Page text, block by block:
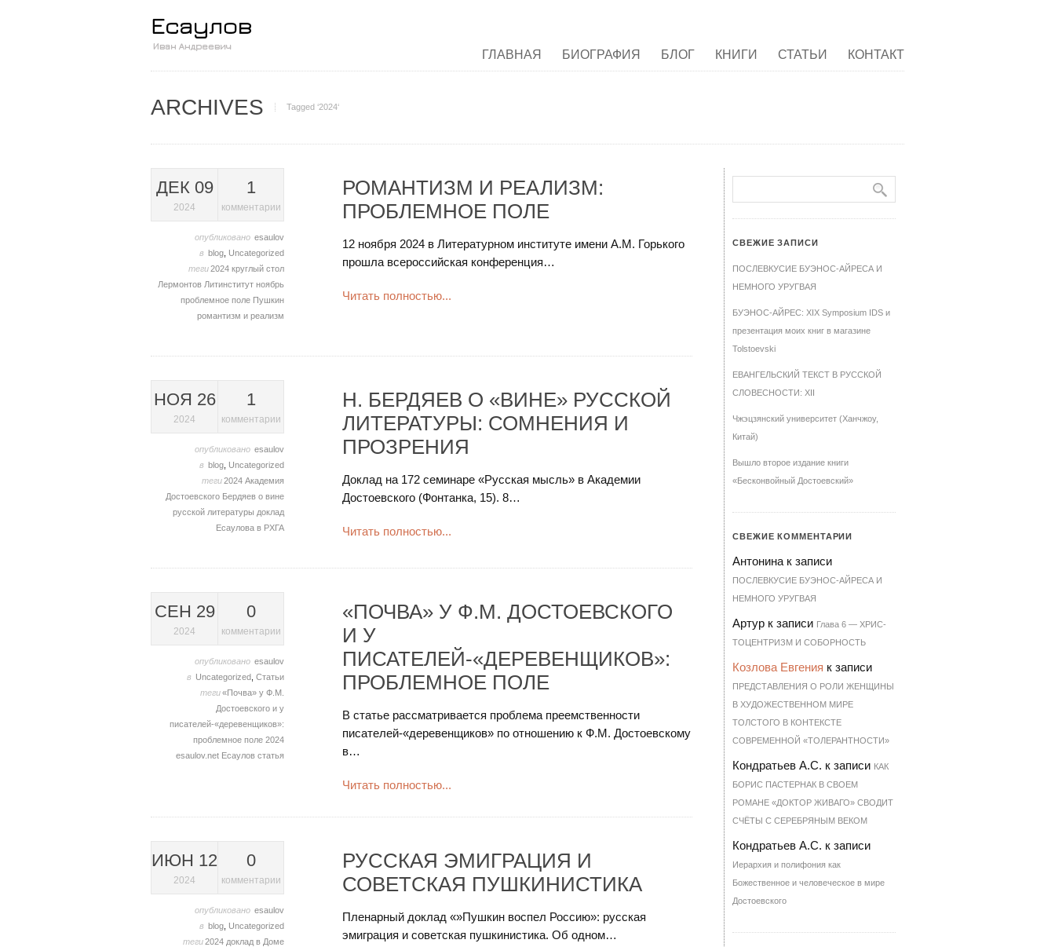
ГЛАВНАЯ БИОГРАФИЯ БЛОГ КНИГИ СТАТЬИ КОНТАКТ
ARCHIVES Tagged ‘2024‘
ДЕК 09
2024
1
комментарии
опубликовано esaulov
в blog Uncategorized
теги2024 круглый стол
Лермонтов Литинститут ноябрь
проблемное поле Пушкин
романтизм и реализм
РОМАНТИЗМ И РЕАЛИЗМ:
ПРОБЛЕМНОЕ ПОЛЕ
12 ноября 2024 в Литературном институте имени А.М. Горького
прошла всероссийская конференция…
Читать полностью...
НОЯ 26
2024
1
комментарии
опубликовано esaulov
в blog Uncategorized
теги2024 Академия
Достоевского Бердяев о вине
русской литературы доклад
Есаулова в РХГА
Н. БЕРДЯЕВ О «ВИНЕ» РУССКОЙ
ЛИТЕРАТУРЫ: СОМНЕНИЯ И
ПРОЗРЕНИЯ
Доклад на 172 семинаре «Русская мысль» в Академии
Достоевского (Фонтанка, 15). 8…
Читать полностью...
СЕН 29
2024
0
комментарии
опубликовано esaulov
в Uncategorized Статьи
теги«Почва» у Ф.М.
Достоевского и у
писателей-«деревенщиков»:
проблемное поле 2024
esaulov.net Есаулов статья
«ПОЧВА» У Ф.М. ДОСТОЕВСКОГО
И У
ПИСАТЕЛЕЙ-«ДЕРЕВЕНЩИКОВ»:
ПРОБЛЕМНОЕ ПОЛЕ
В статье рассматривается проблема преемственности
писателей-«деревенщиков» по отношению к Ф.М. Достоевскому
в…
Читать полностью...
ИЮН 12
2024
0
комментарии
опубликовано esaulov
в blog Uncategorized
теги2024 доклад в Доме
РУССКАЯ ЭМИГРАЦИЯ И
СОВЕТСКАЯ ПУШКИНИСТИКА
Пленарный доклад «»Пушкин воспел Россию»: русская
эмиграция и советская пушкинистика. Об одном…
СВЕЖИЕ ЗАПИСИ
ПОСЛЕВКУСИЕ БУЭНОС-АЙРЕСА И
НЕМНОГО УРУГВАЯ
БУЭНОС-АЙРЕС: XIX Symposium IDS и
презентация моих книг в магазине
Tolstoevski
ЕВАНГЕЛЬСКИЙ ТЕКСТ В РУССКОЙ
СЛОВЕСНОСТИ: XII
Чжэцзянский университет (Ханчжоу,
Китай)
Вышло второе издание книги
«Бесконвойный Достоевский»
СВЕЖИЕ КОММЕНТАРИИ
Антонина к записи
ПОСЛЕВКУСИЕ БУЭНОС-АЙРЕСА И
НЕМНОГО УРУГВАЯ
Артур к записи Гла­ва 6 — ХРИ­С­
ТО­ЦЕН­Т­РИЗМ И СО­БОР­НОСТЬ
Козлова Евгения к записи
ПРЕДСТАВЛЕНИЯ О РОЛИ ЖЕНЩИНЫ
В ХУДОЖЕСТВЕННОМ МИРЕ
ТОЛСТОГО В КОНТЕКСТЕ
СОВРЕМЕННОЙ «ТОЛЕРАНТНОСТИ»
Кондратьев А.С. к записи КАК
БОРИС ПАСТЕРНАК В СВОЕМ
РОМАНЕ «ДОКТОР ЖИВАГО» СВОДИТ
СЧЁТЫ С СЕРЕБРЯНЫМ ВЕКОМ
Кондратьев А.С. к записи
Иерархия и полифония как
Божественное и человеческое в мире
Достоевского